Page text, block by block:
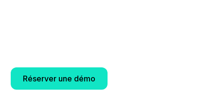
Réserver une démo